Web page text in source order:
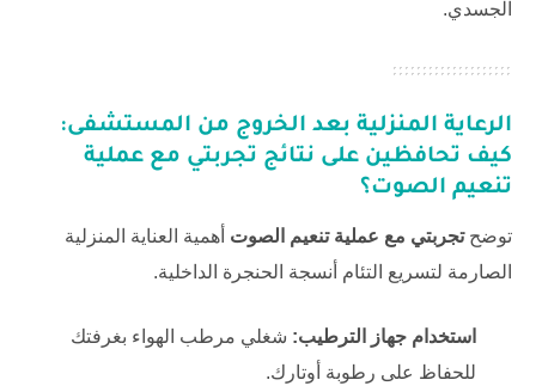
الجسدي.
الرعاية المنزلية بعد الخروج من المستشفى:
كيف تحافظين على نتائج تجربتي مع عملية
تنعيم الصوت؟
توضحتجربتي مع عملية تنعيم الصوت أهمية العناية المنزلية
الصارمة لتسريع التئام أنسجة الحنجرة الداخلية.
استخدام جهاز الترطيب: شغلي مرطب الهواء بغرفتك
للحفاظ على رطوبة أوتارك.